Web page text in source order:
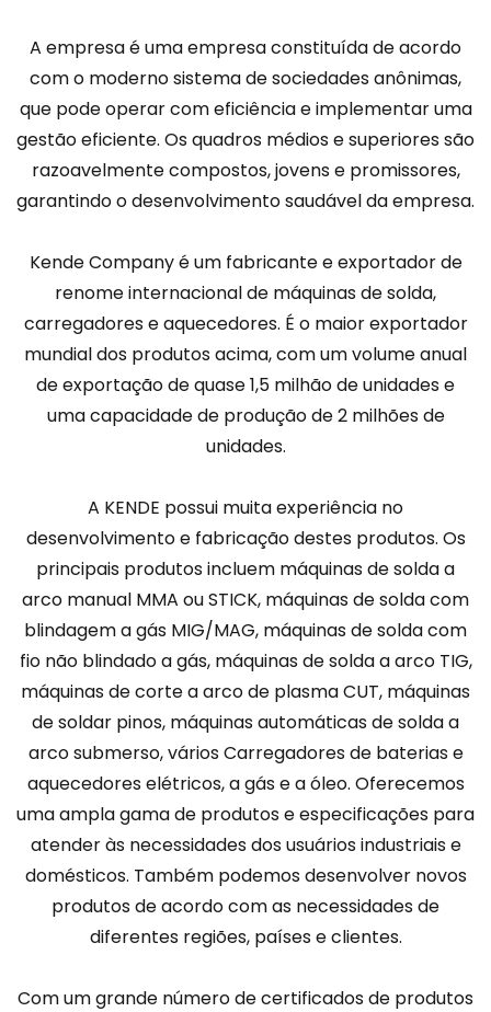
A empresa é uma empresa constituída de acordo
com o moderno sistema de sociedades anônimas,
que pode operar com eficiência e implementar uma
gestão eficiente. Os quadros médios e superiores são
razoavelmente compostos, jovens e promissores,
garantindo o desenvolvimento saudável da empresa.
Kende Company é um fabricante e exportador de
renome internacional de máquinas de solda,
carregadores e aquecedores. É o maior exportador
mundial dos produtos acima, com um volume anual
de exportação de quase 1,5 milhão de unidades e
uma capacidade de produção de 2 milhões de
unidades.
A KENDE possui muita experiência no
desenvolvimento e fabricação destes produtos. Os
principais produtos incluem máquinas de solda a
arco manual MMA ou STICK, máquinas de solda com
blindagem a gás MIG/MAG, máquinas de solda com
fio não blindado a gás, máquinas de solda a arco TIG,
máquinas de corte a arco de plasma CUT, máquinas
de soldar pinos, máquinas automáticas de solda a
arco submerso, vários Carregadores de baterias e
aquecedores elétricos, a gás e a óleo. Oferecemos
uma ampla gama de produtos e especificações para
atender às necessidades dos usuários industriais e
domésticos. Também podemos desenvolver novos
produtos de acordo com as necessidades de
diferentes regiões, países e clientes.
Com um grande número de certificados de produtos